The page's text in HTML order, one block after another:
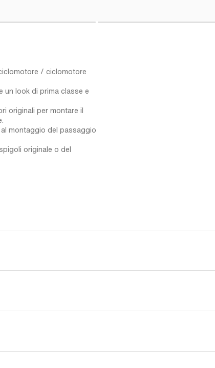
/ ciclomotore
un look di prima classe e
originali per montare il
montaggio del passaggio
originale o del